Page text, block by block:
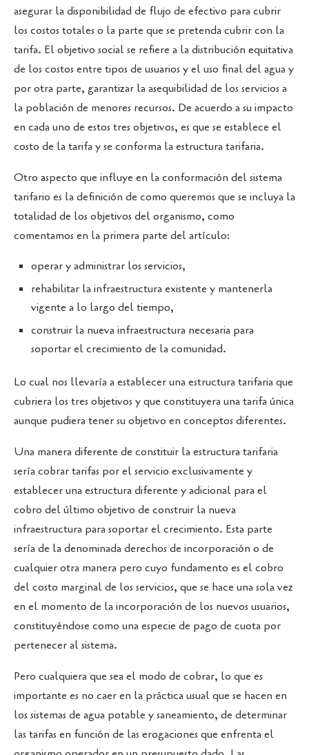
asegurar la disponibilidad de flujo de efectivo para cubrir
los costos totales o la parte que se pretenda cubrir con la
tarifa. El objetivo social se refiere a la distribución equitativa
de los costos entre tipos de usuarios y el uso final del agua y
por otra parte, garantizar la asequibilidad de los servicios a
la población de menores recursos. De acuerdo a su impacto
en cada uno de estos tres objetivos, es que se establece el
costo de la tarifa y se conforma la estructura tarifaria.
Otro aspecto que influye en la conformación del sistema
tarifario es la definición de como queremos que se incluya la
totalidad de los objetivos del organismo, como
comentamos en la primera parte del artículo:
operar y administrar los servicios,
rehabilitar la infraestructura existente y mantenerla
vigente a lo largo del tiempo,
construir la nueva infraestructura necesaria para
soportar el crecimiento de la comunidad.
Lo cual nos llevaría a establecer una estructura tarifaria que
cubriera los tres objetivos y que constituyera una tarifa única
aunque pudiera tener su objetivo en conceptos diferentes.
Una manera diferente de constituir la estructura tarifaria
sería cobrar tarifas por el servicio exclusivamente y
establecer una estructura diferente y adicional para el
cobro del último objetivo de construir la nueva
infraestructura para soportar el crecimiento. Esta parte
sería de la denominada derechos de incorporación o de
cualquier otra manera pero cuyo fundamento es el cobro
del costo marginal de los servicios, que se hace una sola vez
en el momento de la incorporación de los nuevos usuarios,
constituyéndose como una especie de pago de cuota por
pertenecer al sistema.
Pero cualquiera que sea el modo de cobrar, lo que es
importante es no caer en la práctica usual que se hacen en
los sistemas de agua potable y saneamiento, de determinar
las tarifas en función de las erogaciones que enfrenta el